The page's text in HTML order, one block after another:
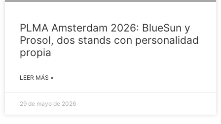
PLMA Amsterdam 2026: BlueSun y
Prosol, dos stands con personalidad
propia
LEER MÁS »
29 de mayo de 2026